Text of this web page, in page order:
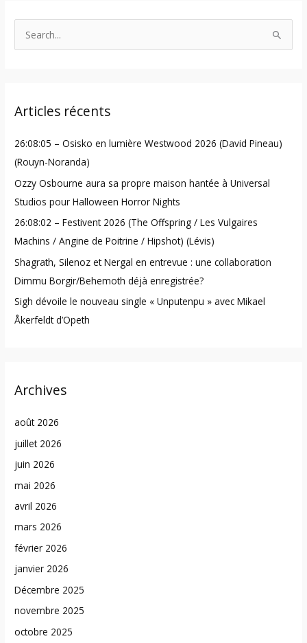
c
f
o
r
:
Articles récents
26:08:05 – Osisko en lumière Westwood 2026 (David Pineau)
(Rouyn-Noranda)
Ozzy Osbourne aura sa propre maison hantée à Universal
Studios pour Halloween Horror Nights
26:08:02 – Festivent 2026 (The Offspring / Les Vulgaires
Machins / Angine de Poitrine / Hipshot) (Lévis)
Shagrath, Silenoz et Nergal en entrevue : une collaboration
Dimmu Borgir/Behemoth déjà enregistrée?
Sigh dévoile le nouveau single « Unputenpu » avec Mikael
Åkerfeldt d’Opeth
Archives
août 2026
juillet 2026
juin 2026
mai 2026
avril 2026
mars 2026
février 2026
janvier 2026
Décembre 2025
novembre 2025
octobre 2025